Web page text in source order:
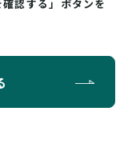
確認する」ボタンを